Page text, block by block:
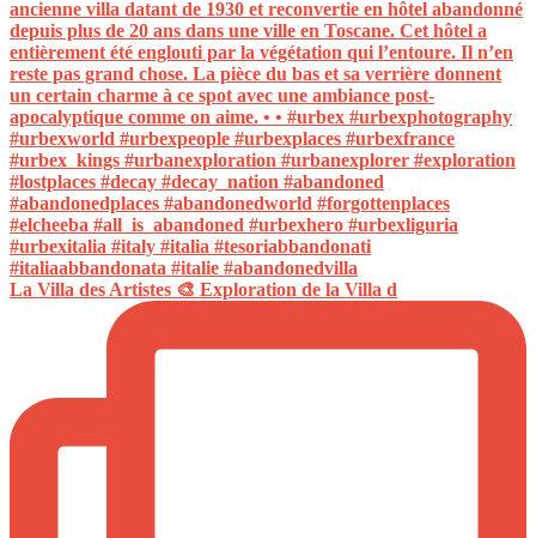
La Villa des Artistes 🎨 Exploration de la Villa d